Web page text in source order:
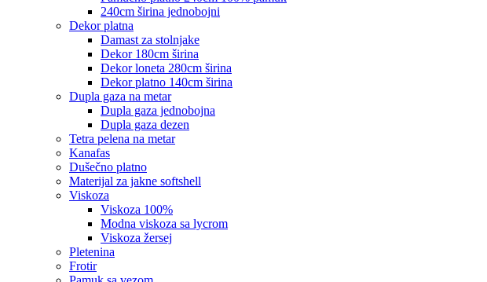
240cm širina jednobojni
dekor platna
damast za stolnjake
dekor 180cm širina
dekor loneta 280cm širina
dekor platno 140cm širina
dupla gaza na metar
dupla gaza jednobojna
dupla gaza dezen
tetra pelena na metar
kanafas
dušečno platno
materijal za jakne softshell
viskoza
viskoza 100%
modna viskoza sa lycrom
viskoza žersej
pletenina
frotir